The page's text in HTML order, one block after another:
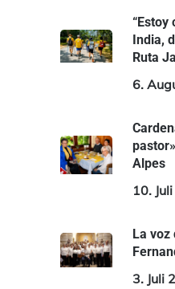
“Estoy
India,
Ruta
6.
Alpes
10.
La voz
3. Juli